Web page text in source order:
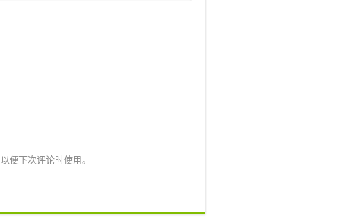
便下次评论时使用。